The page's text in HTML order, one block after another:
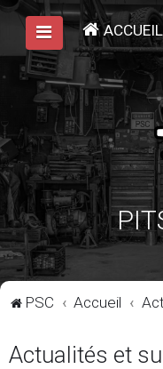
ACCUEIL
PSC Accueil
Actualités et